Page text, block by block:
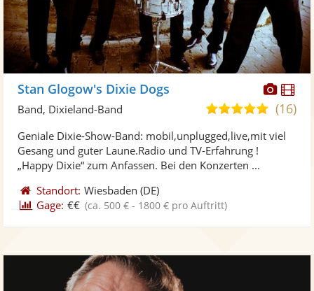
Fotos
Stan Glogow's Dixie Dogs
4,9
5
(16)
Band, Dixieland-Band
Geniale Dixie-Show-Band: mobil,unplugged,live,mit viel
Gesang und guter Laune.Radio und TV-Erfahrung !
„Happy Dixie“ zum Anfassen. Bei den Konzerten ...
Standort: Wiesbaden (DE)
Gage: €€ (ca. 500 € - 1800 € pro Auftritt)